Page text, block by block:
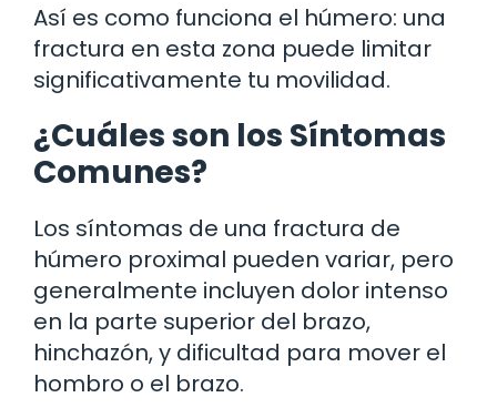
Así es como funciona el húmero: una
fractura en esta zona puede limitar
significativamente tu movilidad.
¿Cuáles son los Síntomas
Comunes?
Los síntomas de una fractura de
húmero proximal pueden variar, pero
generalmente incluyen dolor intenso
en la parte superior del brazo,
hinchazón, y dificultad para mover el
hombro o el brazo.